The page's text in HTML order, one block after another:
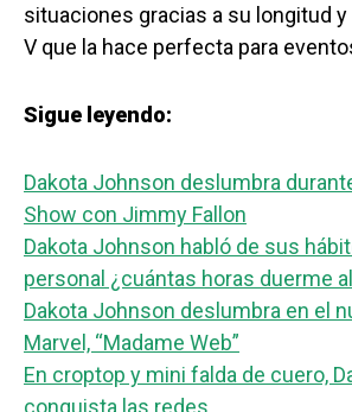
situaciones gracias a su longitud
V que la hace perfecta para
Sigue leyendo:
Dakota Johnson deslumbra
Show con Jimmy Fallon
Dakota Johnson habló de sus
personal ¿cuántas horas duerme
Dakota Johnson deslumbra en el
Marvel, “Madame Web”
En croptop y mini falda de cuero,
conquista las redes